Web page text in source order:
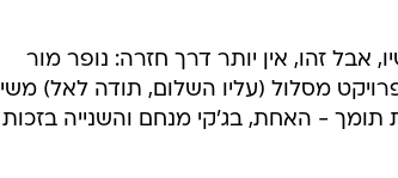
זהו, אין יותר דרך חזרה: נופר מור
של פליטת הריאליטי פרויקט מסלול (עליו השלום, תודה לאל) משי
תומך - האחת, בג'קי מנחם והשנייה בזכות